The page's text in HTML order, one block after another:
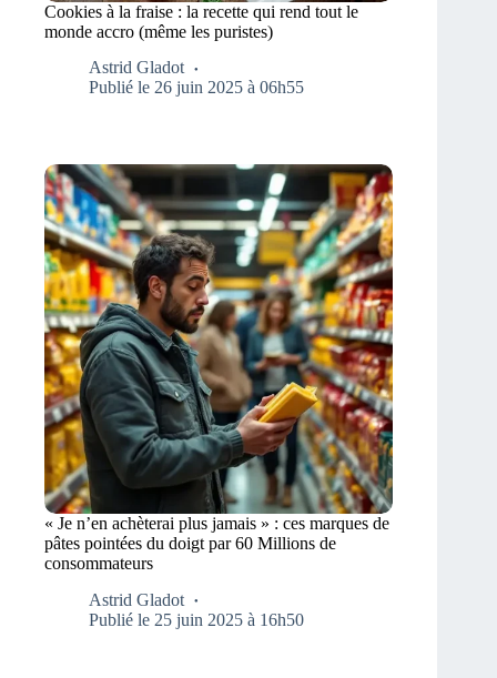
Cookies à la fraise : la recette qui rend tout le
monde accro (même les puristes)
Astrid Gladot
Publié le 26 juin 2025 à 06h55
« Je n’en achèterai plus jamais » : ces marques de
pâtes pointées du doigt par 60 Millions de
consommateurs
Astrid Gladot
Publié le 25 juin 2025 à 16h50